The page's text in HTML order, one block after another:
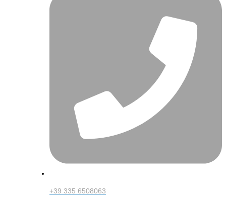
+39 335 6508063